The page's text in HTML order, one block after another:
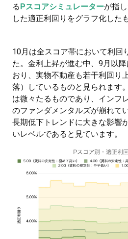
るPスコアシミュレーターが指
した適正利回りをグラフ化した
10月は全スコア帯において利回
た。金利上昇が進む中、9月以
おり、実物不動産も若干利回り
落）しているものと見られます
は微々たるものであり、インフ
のファンダメンタルズが崩れて
長期低下トレンドに大きな影響
いレベルであると見ています。